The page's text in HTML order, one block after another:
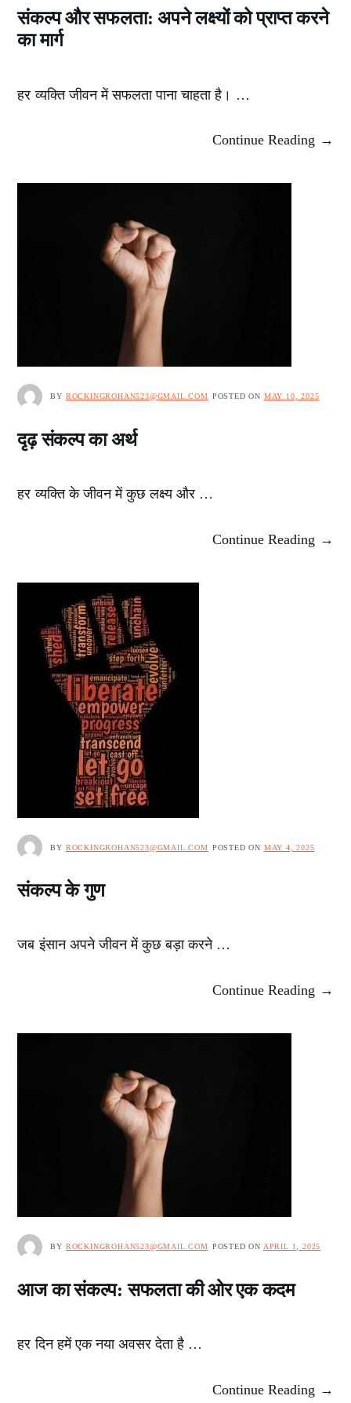
संकल्प और सफलता: अपने लक्ष्यों को प्राप्त करने
का मार्ग
हर व्यक्ति जीवन में सफलता पाना चाहता है। …
Continue Reading →
BY ROCKINGROHAN523@GMAIL.COM POSTED ON MAY 10, 2025
दृढ़ संकल्प का अर्थ
हर व्यक्ति के जीवन में कुछ लक्ष्य और …
Continue Reading →
BY ROCKINGROHAN523@GMAIL.COM POSTED ON MAY 4, 2025
संकल्प के गुण
जब इंसान अपने जीवन में कुछ बड़ा करने …
Continue Reading →
BY ROCKINGROHAN523@GMAIL.COM POSTED ON APRIL 1, 2025
आज का संकल्प: सफलता की ओर एक कदम
हर दिन हमें एक नया अवसर देता है …
Continue Reading →